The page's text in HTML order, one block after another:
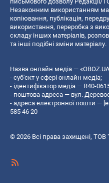
Незаконним використанням
копiювання, публiкацiя,
використання, переробка з
складу інших матеріалів,
та інші подібні зміни матеріалу.
Назва онлайн медіа —
- суб'єкт у сфері онлайн медіа;
- ідентифікатор медіа — R40-
- поштова адреса — вул.
- адреса електронної пошти —
585 46 20
© 2026 Всі права захищені, ТОВ